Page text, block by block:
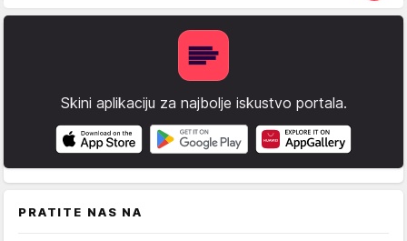
Skini aplikaciju za najbolje iskustvo portala.
PRATITE NAS NA